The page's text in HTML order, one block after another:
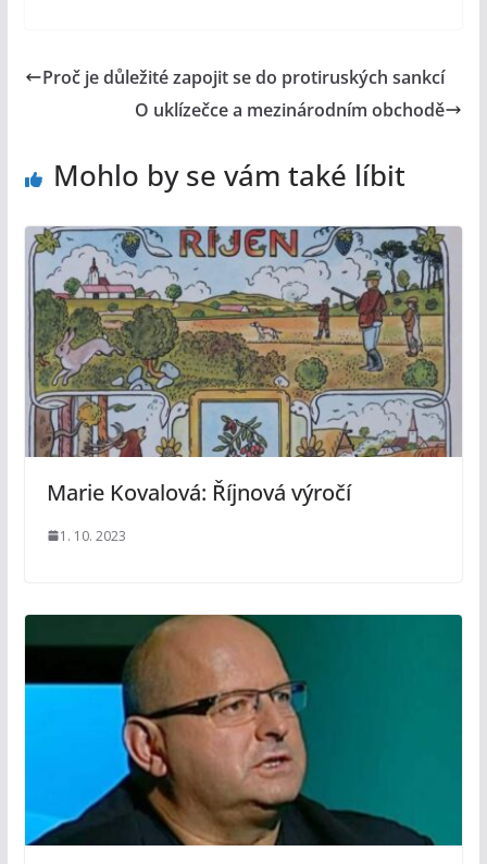
Proč je důležité zapojit se do protiruských sankcí
O uklízečce a mezinárodním obchodě
Mohlo by se vám také líbit
Marie Kovalová: Říjnová výročí
1. 10. 2023